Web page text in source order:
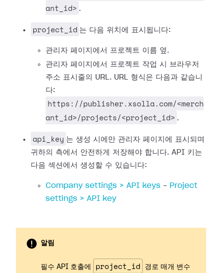
ant_id> .
project_id 는 다음 위치에 표시됩니다:
관리자 페이지에서 프로젝트 이름 옆.
관리자 페이지에서 프로젝트 작업 시 브라우저
주소 표시줄의 URL. URL 형식은 다음과 같습니
다:
https://publisher.xsolla.com/<merch
ant_id>/projects/<project_id> .
api_key 는 생성 시에만 관리자 페이지에 표시되며
귀하의 측에서 안전하게 저장해야 합니다. API 키는
다음 섹션에서 생성할 수 있습니다:
Company settings > API keys - Project
settings > API key
알림
필수 API 호출에 project_id
경로 매개 변수